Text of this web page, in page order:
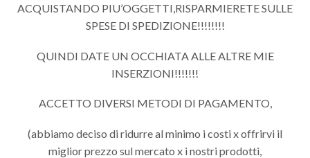
ACQUISTANDO PIU’OGGETTI,RISPARMIERETE SULLE
SPESE DI SPEDIZIONE!!!!!!!!
QUINDI DATE UN OCCHIATA ALLE ALTRE MIE
INSERZIONI!!!!!!!
ACCETTO DIVERSI METODI DI PAGAMENTO,
(abbiamo deciso di ridurre al minimo i costi x offrirvi il
miglior prezzo sul mercato x i nostri prodotti,